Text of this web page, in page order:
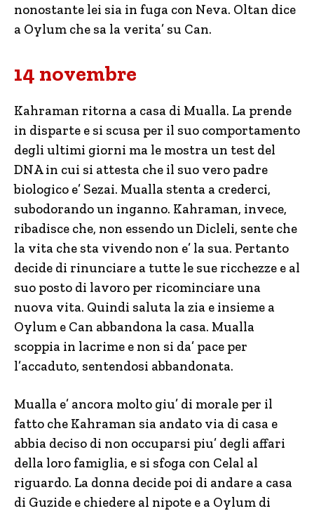
nonostante lei sia in fuga con Neva. Oltan dice
a Oylum che sa la verita’ su Can.
14 novembre
Kahraman ritorna a casa di Mualla. La prende
in disparte e si scusa per il suo comportamento
degli ultimi giorni ma le mostra un test del
DNA in cui si attesta che il suo vero padre
biologico e’ Sezai. Mualla stenta a crederci,
subodorando un inganno. Kahraman, invece,
ribadisce che, non essendo un Dicleli, sente che
la vita che sta vivendo non e’ la sua. Pertanto
decide di rinunciare a tutte le sue ricchezze e al
suo posto di lavoro per ricominciare una
nuova vita. Quindi saluta la zia e insieme a
Oylum e Can abbandona la casa. Mualla
scoppia in lacrime e non si da’ pace per
l’accaduto, sentendosi abbandonata.
Mualla e’ ancora molto giu’ di morale per il
fatto che Kahraman sia andato via di casa e
abbia deciso di non occuparsi piu’ degli affari
della loro famiglia, e si sfoga con Celal al
riguardo. La donna decide poi di andare a casa
di Guzide e chiedere al nipote e a Oylum di